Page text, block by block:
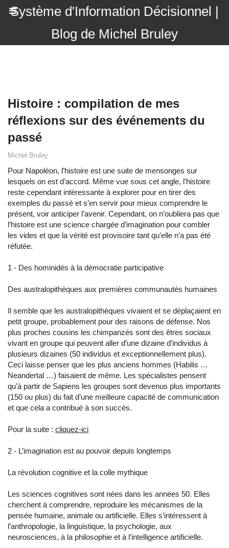
Système d'Information Décisionnel |
Blog de Michel Bruley
Histoire : compilation de mes
réflexions sur des événements du
passé
Michel Bruley
Pour Napoléon, l’histoire est une suite de mensonges sur
lesquels on est d’accord. Même vue sous cet angle, l’histoire
reste cependant intéressante à explorer pour en tirer des
exemples du passé et s’en servir pour mieux comprendre le
présent, voir anticiper l’avenir. Cependant, on n’oubliera pas que
l’histoire est une science chargée d’imagination pour combler
les vides et que la vérité est provisoire tant qu’elle n’a pas été
réfutée.
1 - Des hominidés à la démocratie participative
Des australopithèques aux premières communautés humaines
Il semble que les australopithèques vivaient et se déplaçaient en
petit groupe, probablement pour des raisons de défense. Nos
plus proches cousins les chimpanzés sont des êtres sociaux
vivant en groupe qui peuvent aller d’une dizaine d’individus à
plusieurs dizaines (50 individus et exceptionnellement plus).
Ceci laisse penser que les plus anciens hommes (Habilis …
Neandertal …) faisaient de même. Les spécialistes pensent
qu’à partir de Sapiens les groupes sont devenus plus importants
(150 ou plus) du fait d’une meilleure capacité de communication
et que cela a contribué à son succès.
Pour la suite : cliquez-ici
2 - L’imagination est au pouvoir depuis longtemps
La révolution cognitive et la colle mythique
Les sciences cognitives sont nées dans les années 50. Elles
cherchent à comprendre, reproduire les mécanismes de la
pensée humaine, animale ou artificielle. Elles s’intéressent à
l’anthropologie, la linguistique, la psychologie, aux
neurosciences, à la philosophie et à l’intelligence artificielle.